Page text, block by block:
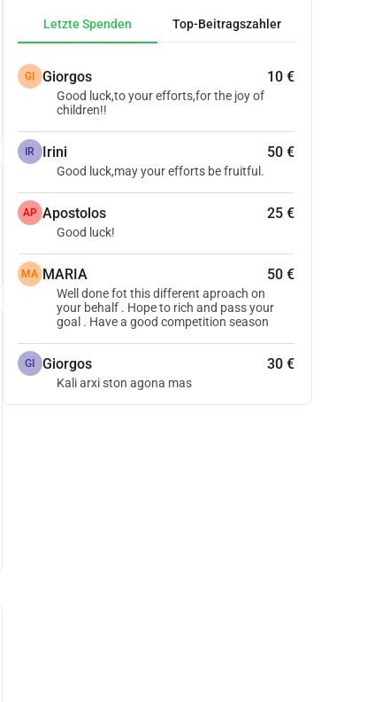
Letzte Spenden Top-Beitragszahler
GI Giorgos 10 €
Good luck,to your efforts,for the joy of
children!!
IR Irini 50 €
Good luck,may your efforts be fruitful.
AP Apostolos 25 €
Good luck!
MA MARIA 50 €
Well done fot this different aproach on
your behalf . Hope to rich and pass your
goal . Have a good competition season
GI Giorgos 30 €
Kali arxi ston agona mas